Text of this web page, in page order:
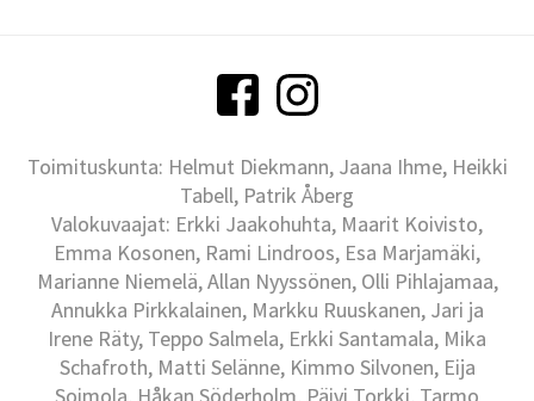
Toimituskunta: Helmut Diekmann, Jaana Ihme, Heikki
Tabell, Patrik Åberg
Valokuvaajat: Erkki Jaakohuhta, Maarit Koivisto,
Emma Kosonen, Rami Lindroos, Esa Marjamäki,
Marianne Niemelä, Allan Nyyssönen, Olli Pihlajamaa,
Annukka Pirkkalainen, Markku Ruuskanen, Jari ja
Irene Räty, Teppo Salmela, Erkki Santamala, Mika
Schafroth, Matti Selänne, Kimmo Silvonen, Eija